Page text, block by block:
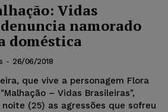
Vidas
namorado
doméstica
- 26/06/2018
que vive a personagem Flora
– Vidas Brasileiras",
(25) as agressões que sofreu